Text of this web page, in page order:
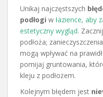
Unikaj najczęstszych
podłogi w łazience, aby
estetyczny wygląd.
podłoża;
mogą wpływać na
pomijaj gruntowania,
kleju z podłożem.
Kolejnym błędem jest